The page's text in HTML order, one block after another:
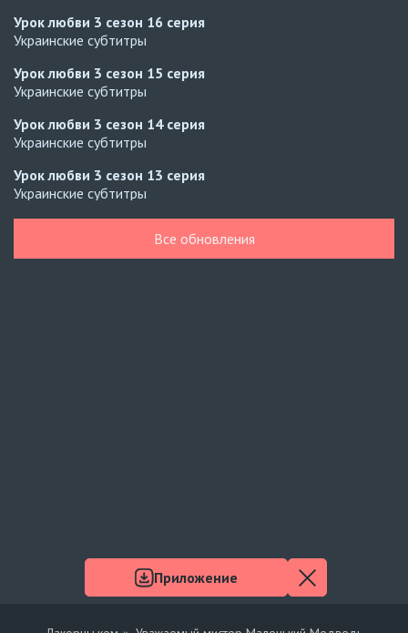
Урок любви 3 сезон 16 серия
Украинские субтитры
Урок любви 3 сезон 15 серия
Украинские субтитры
Урок любви 3 сезон 14 серия
Украинские субтитры
Урок любви 3 сезон 13 серия
Украинские субтитры
Все обновления
Приложение